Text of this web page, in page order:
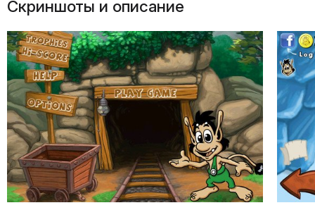
Скриншоты и описание